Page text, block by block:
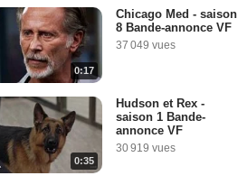
0:17
Chicago Med - saison
8 Bande-annonce VF
37 049 vues
0:35
Hudson et Rex -
saison 1 Bande-
annonce VF
30 919 vues